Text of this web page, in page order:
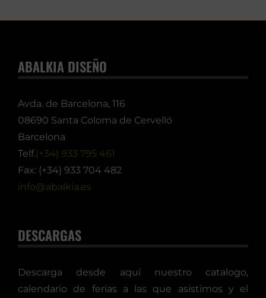
ABALKIA DISEÑO
Avda. de Barcelona, 116
08690 Santa Coloma de Cervelló
Barcelona
Telf.(+34) 933 795 461
Fax: (+34) 933 704 482
info@abalkia.es
DESCARGAS
Descarga desde aquí nuestro catalogo,
calendario de ferias a las que asistimos y el